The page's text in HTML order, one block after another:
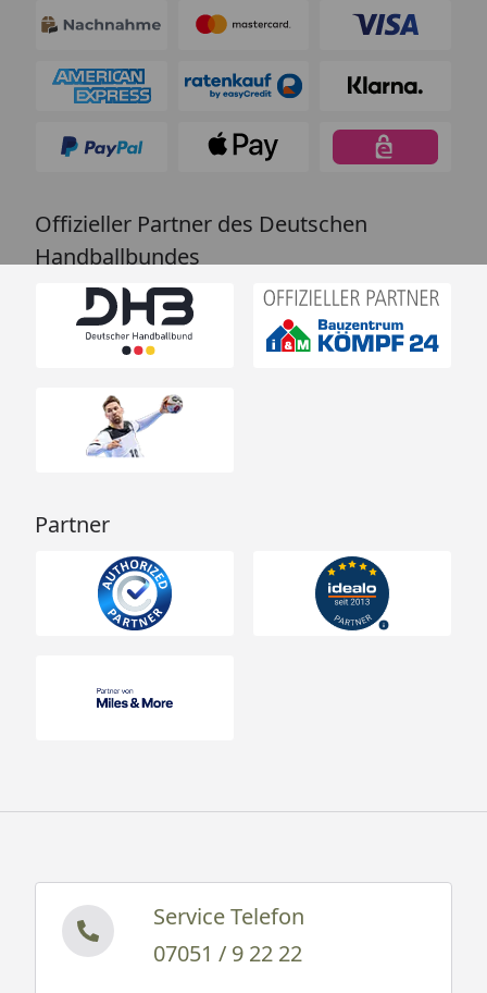
Offizieller Partner des Deutschen
Handballbundes
Partner
Service Telefon
07051 / 9 22 22